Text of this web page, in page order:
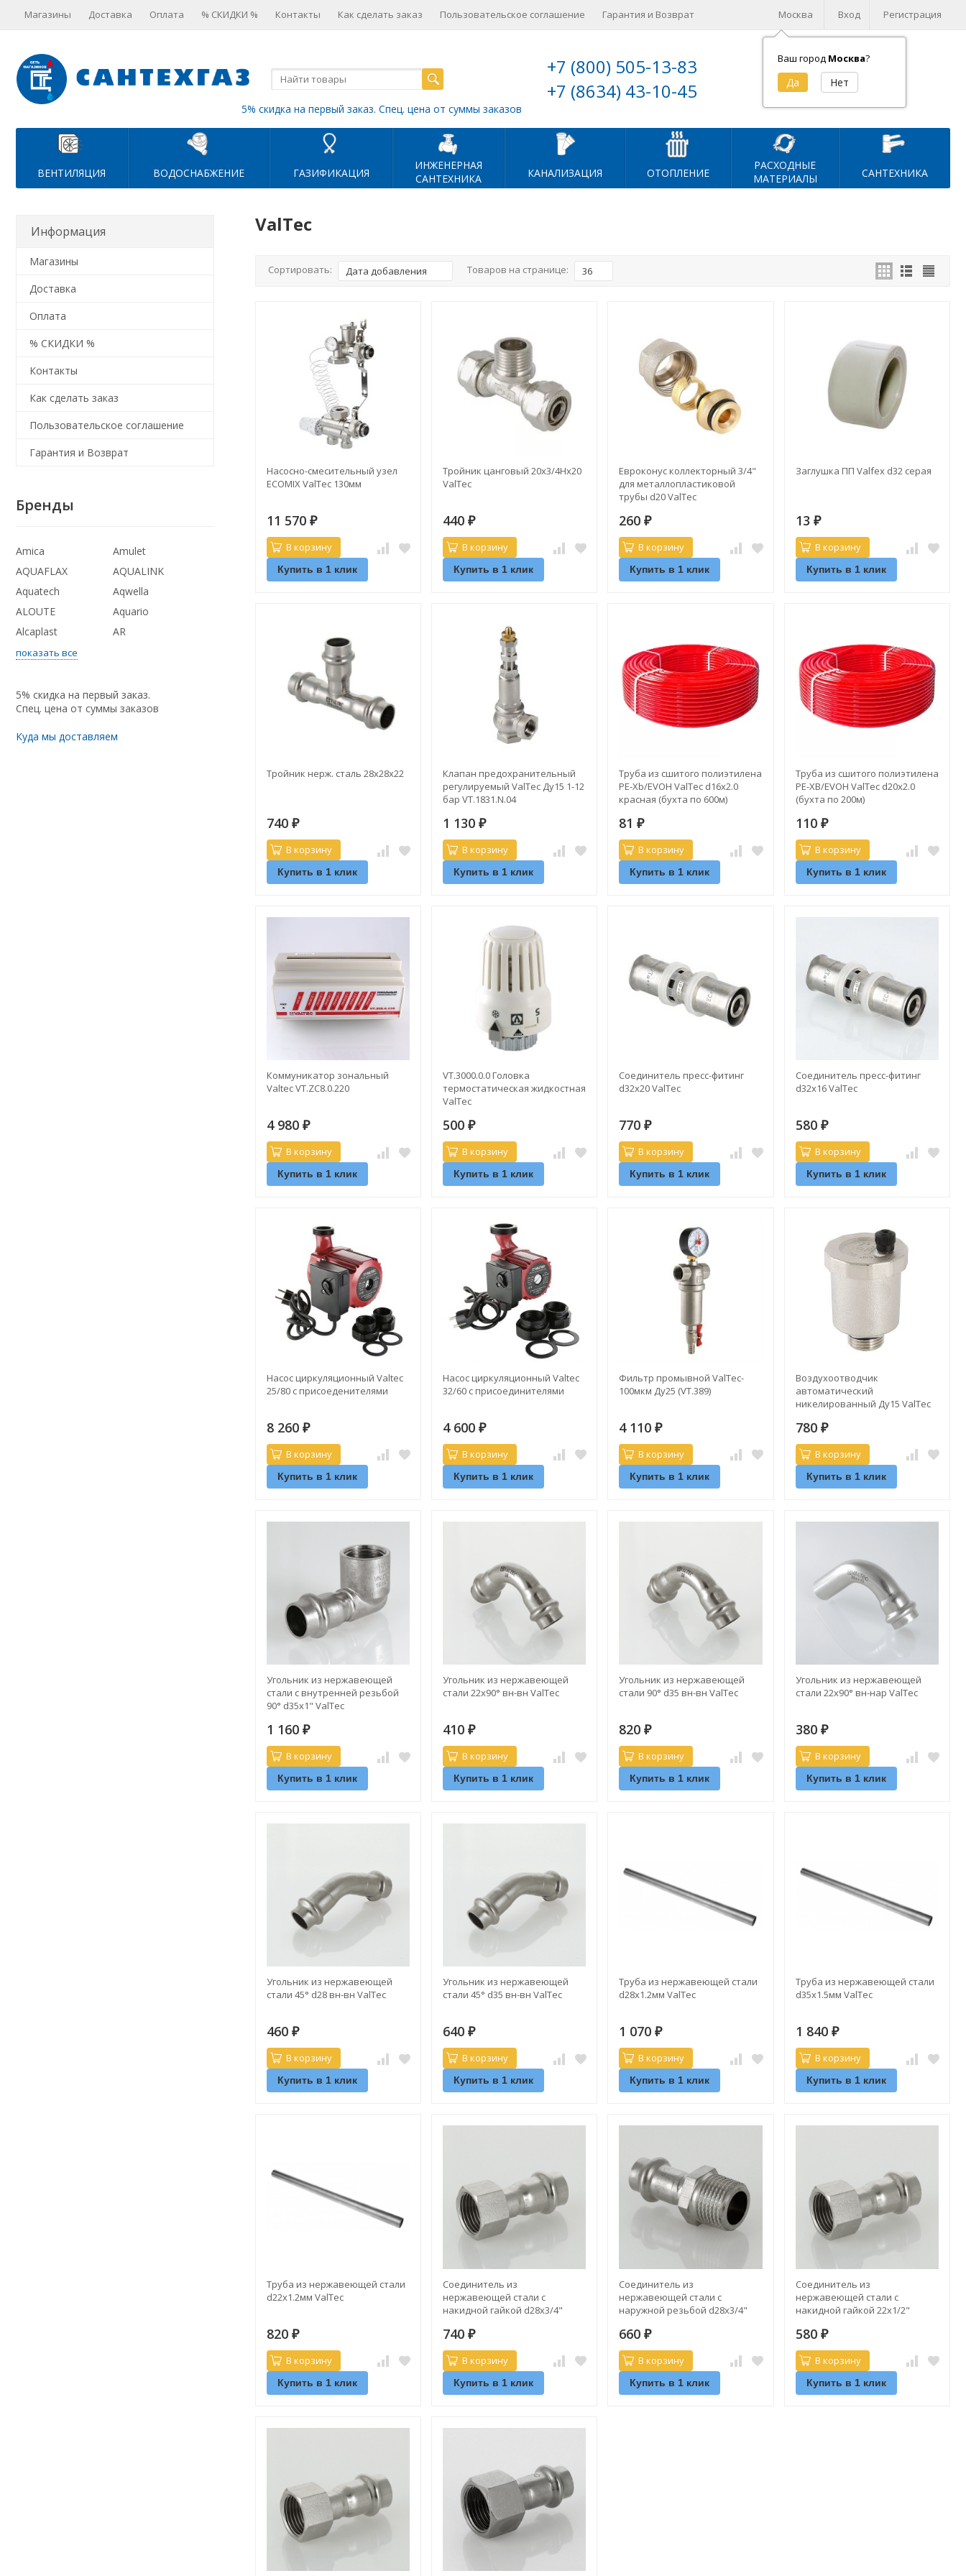
Москва
Ваш город Москва?
Вход Регистрация
Магазины Доставка Оплата % СКИДКИ % Контакты Как сделать заказ Пользовательское соглашение Гарантия и Возврат
+7 (800) 505-13-83
+7 (8634) 43-10-45
Корзина (
на сумму
5% скидка на первый заказ. Спец. цена от суммы заказов
ВЕНТИЛЯЦИЯ ВОДОСНАБЖЕНИЕ ГАЗИФИКАЦИЯ
ИНЖЕНЕРНАЯ
САНТЕХНИКА
КАНАЛИЗАЦИЯ ОТОПЛЕНИЕ
РАСХОДНЫЕ
МАТЕРИАЛЫ
САНТЕХНИКА
ValTec
Сортировать: Дата добавления Товаров на странице: 36
Насосно-смесительный узел
ECOMIX ValTec 130мм
11 570 ₽
В корзину
Купить в 1 клик
Тройник цанговый 20х3/4Нх20
ValTec
440 ₽
В корзину
Купить в 1 клик
Евроконус коллекторный 3/4"
для металлопластиковой
трубы d20 ValTec
260₽
В корзину
Купить в 1 клик
Заглушка ПП Valfex d32 серая
13 ₽
В корзину
Купить в 1 клик
Тройник нерж. сталь 28х28х22
740 ₽
В корзину
Купить в 1 клик
Клапан предохранительный
регулируемый ValTec Ду15 1-12
бар VT.1831.N.04
1 130 ₽
В корзину
Купить в 1 клик
Труба из сшитого полиэтилена
PE-Xb/EVOH ValTec d16х2.0
красная (бухта по 600м)
81₽
В корзину
Купить в 1 клик
Труба из сшитого полиэтилена
PE-XB/EVOH ValTec d20х2.0
(бухта по 200м)
110 ₽
В корзину
Купить в 1 клик
Коммуникатор зональный
Valtec VT.ZC8.0.220
4 980 ₽
В корзину
Купить в 1 клик
VT.3000.0.0 Головка
термостатическая жидкостная
ValTec
500 ₽
В корзину
Купить в 1 клик
Соединитель пресс-фитинг
d32х20 ValTec
770₽
В корзину
Купить в 1 клик
Соединитель пресс-фитинг
d32х16 ValTec
580 ₽
В корзину
Купить в 1 клик
Насос циркуляционный Valtec
25/80 с присоеденителями
8 260 ₽
В корзину
Купить в 1 клик
Насос циркуляционный Valtec
32/60 с присоединителями
4 600 ₽
В корзину
Купить в 1 клик
Фильтр промывной ValTec-
100мкм Ду25 (VT.389)
4 110₽
В корзину
Купить в 1 клик
Воздухоотводчик
автоматический
никелированный Ду15 ValTec
780 ₽
В корзину
Купить в 1 клик
Угольник из нержавеющей
стали с внутренней резьбой
90° d35х1" ValTec
1 160 ₽
В корзину
Купить в 1 клик
Угольник из нержавеющей
стали 22х90° вн-вн ValTec
410 ₽
В корзину
Купить в 1 клик
Угольник из нержавеющей
стали 90° d35 вн-вн ValTec
820₽
В корзину
Купить в 1 клик
Угольник из нержавеющей
стали 22х90° вн-нар ValTec
380 ₽
В корзину
Купить в 1 клик
Угольник из нержавеющей
стали 45° d28 вн-вн ValTec
460 ₽
В корзину
Купить в 1 клик
Угольник из нержавеющей
стали 45° d35 вн-вн ValTec
640 ₽
В корзину
Купить в 1 клик
Труба из нержавеющей стали
d28х1.2мм ValTec
1 070₽
В корзину
Купить в 1 клик
Труба из нержавеющей стали
d35х1.5мм ValTec
1 840 ₽
В корзину
Купить в 1 клик
Труба из нержавеющей стали
d22х1.2мм ValTec
820 ₽
В корзину
Купить в 1 клик
Соединитель из
нержавеющей стали с
накидной гайкой d28х3/4"
740 ₽
В корзину
Купить в 1 клик
Соединитель из
нержавеющей стали с
наружной резьбой d28х3/4"
660₽
В корзину
Купить в 1 клик
Соединитель из
нержавеющей стали с
накидной гайкой 22х1/2"
580 ₽
В корзину
Купить в 1 клик
Информация
Магазины
Доставка
Оплата
% СКИДКИ %
Контакты
Как сделать заказ
Пользовательское соглашение
Гарантия и Возврат
Бренды
Amica
Amulet
AQUAFLAX
AQUALINK
Aquatech
Aqwella
ALOUTE
Aquario
Alcaplast
AR
показать все
5% скидка на первый заказ.
Спец. цена от суммы заказов
Куда мы доставляем